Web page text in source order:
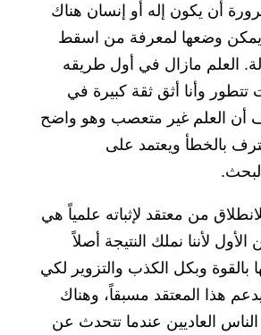
أن يكون إله أو إنسان هناك
وضعها لمعرفة من اسقط
العلم مازال في أول طريقه
تتطور وأنا أثق ثقة كبيرة في
أن العلم غير متعصب وهو واضح
بالخطأ ويعتمد على
من معتقد لإثباته علمياً هي
لأننا نملك النتيجة أصلاً
بالقوة وبكل الكذب والتزوير لكي
هذا المعتقد مسبقاً، وهناك
العاديين عندما تتحدث عن